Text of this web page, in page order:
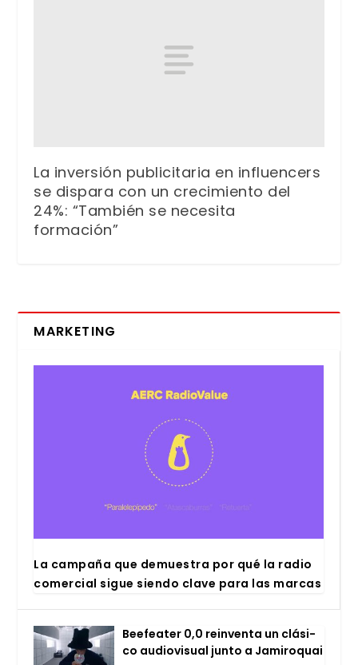
La inversión publicitaria en influencers
se dispara con un crecimiento del
24%: “También se necesita
formación”
MARKETING
La cam­pa­ña que demues­tra por qué la radio
comer­cial sigue sien­do cla­ve para las mar­cas
Bee­fea­ter 0,0 rein­ven­ta un clá­si­
co audio­vi­sual jun­to a Jami­ro­quai